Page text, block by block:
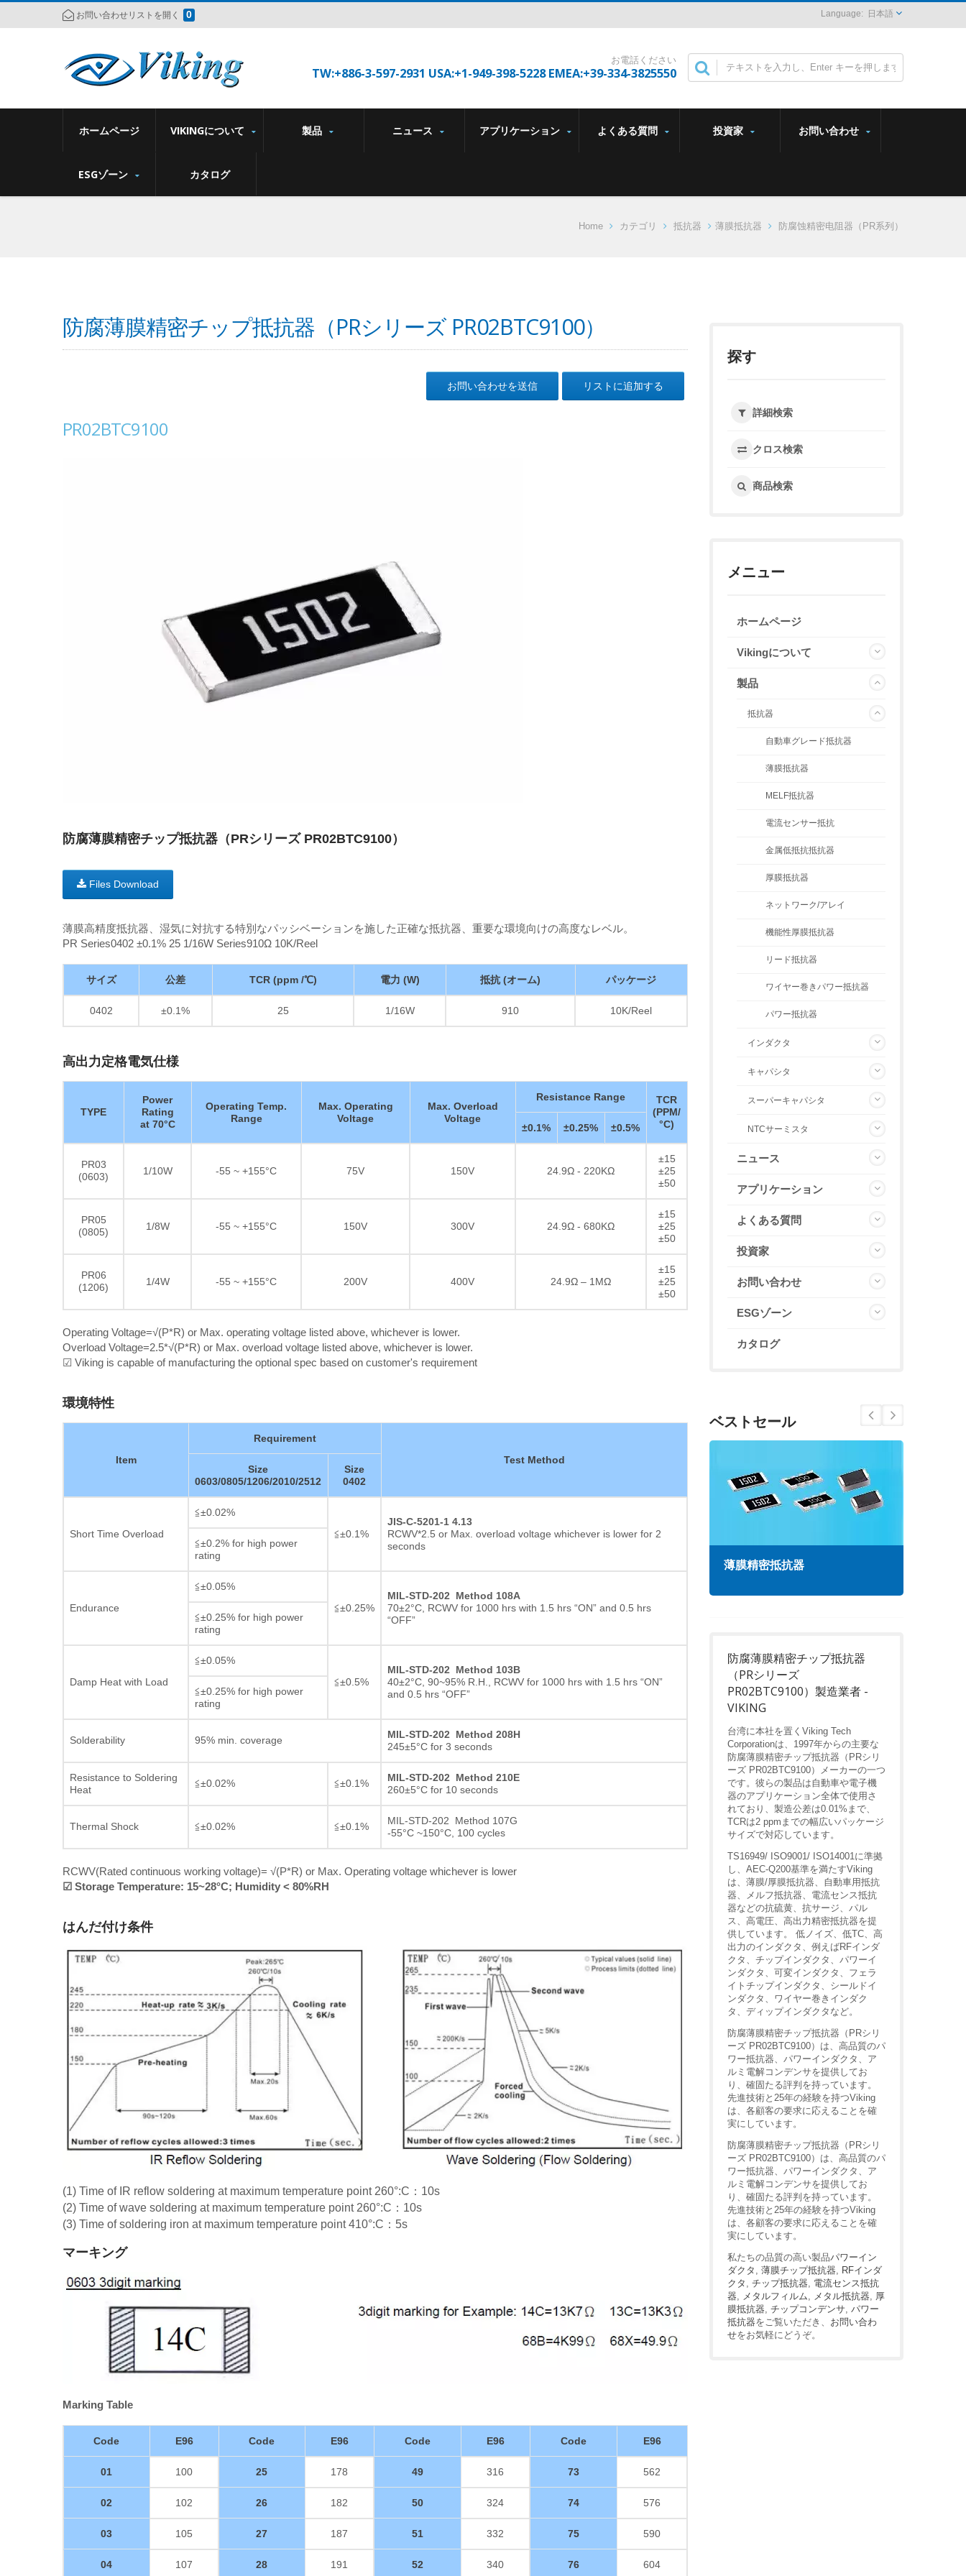
お問い合わせリストを開く 0 日本語
お電話ください
TW:+886-3-597-2931 USA:+1-949-398-5228 EMEA:+39-334-3825550
ホームページ VIKINGについて 製品 ニュース アプリケーション よくある質問 投資家 お問い合わせ
ESGゾーン カタログ
Home カテゴリ 抵抗器 薄膜抵抗器 防腐蚀精密电阻器（PR系列）
防腐薄膜精密チップ抵抗器（PRシリーズ PR02BTC9100）
お問い合わせを送信 リストに追加する
PR02BTC9100
防腐薄膜精密チップ抵抗器（PRシリーズ PR02BTC9100）
Files Download
薄膜高精度抵抗器、湿気に対抗する特別なパッシベーションを施した正確な抵抗器、重要な環境向けの高度なレベル。
PR Series0402 ±0.1% 25 1/16W Series910Ω 10K/Reel
サイズ 公差 TCR (ppm /℃) 電力 (W) 抵抗 (オーム) パッケージ
0402 ±0.1% 25 1/16W 910 10K/Reel
高出力定格電気仕様
TYPE
Power
Rating
at 70°C
Operating Temp.
Range
Max. Operating
Voltage
Max. Overload
Voltage
Resistance Range
TCR
(PPM/
°C)
±0.1% ±0.25% ±0.5%
PR03
(0603)
1/10W -55 ~ +155°C 75V 150V 24.9Ω - 220KΩ
±15
±25
±50
PR05
(0805)
1/8W -55 ~ +155°C 150V 300V 24.9Ω - 680KΩ
±15
±25
±50
PR06
(1206)
1/4W -55 ~ +155°C 200V 400V 24.9Ω – 1MΩ
±15
±25
±50
Operating Voltage=√(P*R) or Max. operating voltage listed above, whichever is lower.
Overload Voltage=2.5*√(P*R) or Max. overload voltage listed above, whichever is lower.
☑ Viking is capable of manufacturing the optional spec based on customer's requirement
環境特性
Item
Requirement
Test Method
Size
0603/0805/1206/2010/2512
Size
0402
Short Time Overload
≦±0.02%
≦±0.1%
JIS-C-5201-1 4.13
RCWV*2.5 or Max. overload voltage whichever is lower for 2
seconds
≦±0.2% for high power
rating
Endurance
≦±0.05%
≦±0.25%
MIL-STD-202 Method 108A
70±2°C, RCWV for 1000 hrs with 1.5 hrs “ON” and 0.5 hrs
“OFF”
≦±0.25% for high power
rating
Damp Heat with Load
≦±0.05%
≦±0.5%
MIL-STD-202 Method 103B
40±2°C, 90~95% R.H., RCWV for 1000 hrs with 1.5 hrs “ON”
and 0.5 hrs “OFF”
≦±0.25% for high power
rating
Solderability 95% min. coverage
MIL-STD-202 Method 208H
245±5°C for 3 seconds
Resistance to Soldering
Heat
≦±0.02% ≦±0.1%
MIL-STD-202 Method 210E
260±5°C for 10 seconds
Thermal Shock ≦±0.02% ≦±0.1%
MIL-STD-202 Method 107G
-55°C ~150°C, 100 cycles
RCWV(Rated continuous working voltage)= √(P*R) or Max. Operating voltage whichever is lower
☑ Storage Temperature: 15~28°C; Humidity < 80%RH
はんだ付け条件
(1) Time of IR reflow soldering at maximum temperature point 260°:C：10s
(2) Time of wave soldering at maximum temperature point 260°:C：10s
(3) Time of soldering iron at maximum temperature point 410°:C：5s
マーキング
Marking Table
Code E96 Code E96 Code E96 Code E96
01 100 25 178 49 316 73 562
02 102 26 182 50 324 74 576
03 105 27 187 51 332 75 590
04 107 28 191 52 340 76 604
探す
詳細検索
クロス検索
商品検索
メニュー
ホームページ
Vikingについて
製品
抵抗器
自動車グレード抵抗器
薄膜抵抗器
MELF抵抗器
電流センサー抵抗
金属低抵抗抵抗器
厚膜抵抗器
ネットワーク/アレイ
機能性厚膜抵抗器
リード抵抗器
ワイヤー巻きパワー抵抗器
パワー抵抗器
インダクタ
キャパシタ
スーパーキャパシタ
NTCサーミスタ
ニュース
アプリケーション
よくある質問
投資家
お問い合わせ
ESGゾーン
カタログ
ベストセール
薄膜精密抵抗器
防腐薄膜精密チップ抵抗器
（PRシリーズ
PR02BTC9100）製造業者 -
VIKING
台湾に本社を置くViking Tech
Corporationは、1997年からの主要な
防腐薄膜精密チップ抵抗器（PRシリ
ーズ PR02BTC9100）メーカーの一つ
です。彼らの製品は自動車や電子機
器のアプリケーション全体で使用さ
れており、製造公差は0.01%まで、
TCRは2 ppmまでの幅広いパッケージ
サイズで対応しています。
TS16949/ ISO9001/ ISO14001に準拠
し、AEC-Q200基準を満たすViking
は、薄膜/厚膜抵抗器、自動車用抵抗
器、メルフ抵抗器、電流センス抵抗
器などの抗硫黄、抗サージ、パル
ス、高電圧、高出力精密抵抗器を提
供しています。 低ノイズ、低TC、高
出力のインダクタ、例えばRFインダ
クタ、チップインダクタ、パワーイ
ンダクタ、可変インダクタ、フェラ
イトチップインダクタ、シールドイ
ンダクタ、ワイヤー巻きインダク
タ、ディップインダクタなど。
防腐薄膜精密チップ抵抗器（PRシリ
ーズ PR02BTC9100）は、高品質のパ
ワー抵抗器、パワーインダクタ、ア
ルミ電解コンデンサを提供してお
り、確固たる評判を持っています。
先進技術と25年の経験を持つViking
は、各顧客の要求に応えることを確
実にしています。
防腐薄膜精密チップ抵抗器（PRシリ
ーズ PR02BTC9100）は、高品質のパ
ワー抵抗器、パワーインダクタ、ア
ルミ電解コンデンサを提供してお
り、確固たる評判を持っています。
先進技術と25年の経験を持つViking
は、各顧客の要求に応えることを確
実にしています。
私たちの品質の高い製品パワーイン
ダクタ , 薄膜チップ抵抗器, RFインダ
クタ , チップ抵抗器, 電流センス抵抗
器, メタルフィルム, メタル抵抗器, 厚
膜抵抗器, チップコンデンサ, パワー
抵抗器をご覧いただき、 お問い合わ
せをお気軽にどうぞ。